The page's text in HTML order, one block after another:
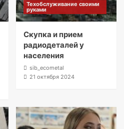
Техобслуживание своими
руками
Скупка и прием
радиодеталей у
населения
sib_ecometal
21 октября 2024